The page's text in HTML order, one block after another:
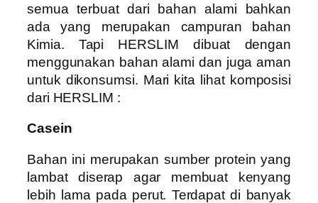
semua terbuat dari bahan alami bahkan
ada yang merupakan campuran bahan
Kimia. Tapi HERSLIM dibuat dengan
menggunakan bahan alami dan juga aman
untuk dikonsumsi. Mari kita lihat komposisi
dari HERSLIM :
Casein
Bahan ini merupakan sumber protein yang
lambat diserap agar membuat kenyang
lebih lama pada perut. Terdapat di banyak